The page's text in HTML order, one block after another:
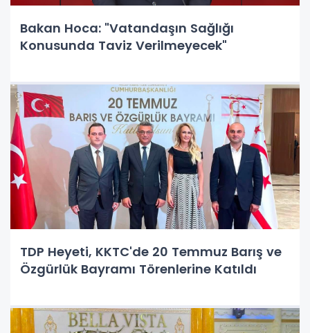
Bakan Hoca: "Vatandaşın Sağlığı
Konusunda Taviz Verilmeyecek"
TDP Heyeti, KKTC'de 20 Temmuz Barış ve
Özgürlük Bayramı Törenlerine Katıldı